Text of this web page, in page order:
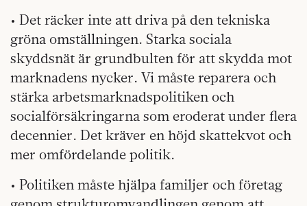
• Det räcker inte att driva på den tekniska
gröna omställningen. Starka sociala
skyddsnät är grundbulten för att skydda mot
marknadens nycker. Vi måste reparera och
stärka arbetsmarknadspolitiken och
socialförsäkringarna som eroderat under flera
decennier. Det kräver en höjd skattekvot och
mer omfördelande politik.
• Politiken måste hjälpa familjer och företag